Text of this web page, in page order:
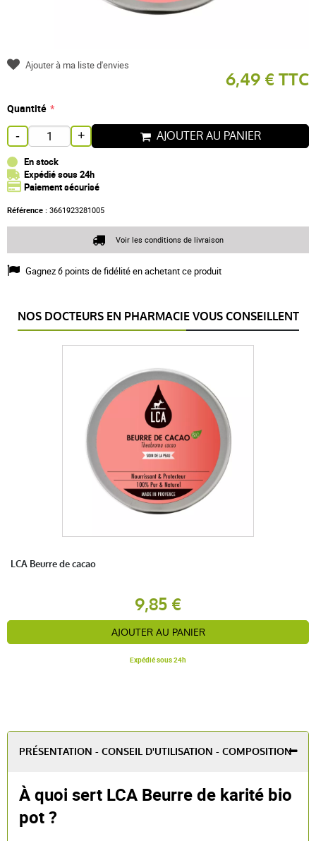
6,49 € TTC
Quantité
- + AJOUTER AU PANIER
En stock
Expédié sous 24h
Paiement sécurisé
Référence : 3661923281005
Gagnez6points de fidélité en achetant ce produit
Ajouter à ma liste d'envies
Voir les conditions de livraison
NOS DOCTEURS EN PHARMACIE VOUS CONSEILLENT
LCA Beurre de cacao
9,85 €
AJOUTER AU PANIER
Expédié sous 24h
PRÉSENTATION - CONSEIL D'UTILISATION - COMPOSITION
À quoi sert LCA Beurre de karité bio
pot ?